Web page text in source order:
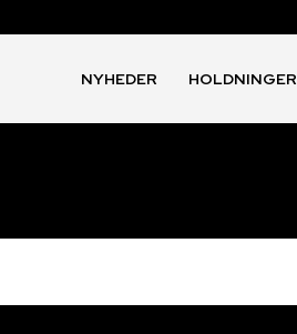
NYHEDER HOLDNINGER